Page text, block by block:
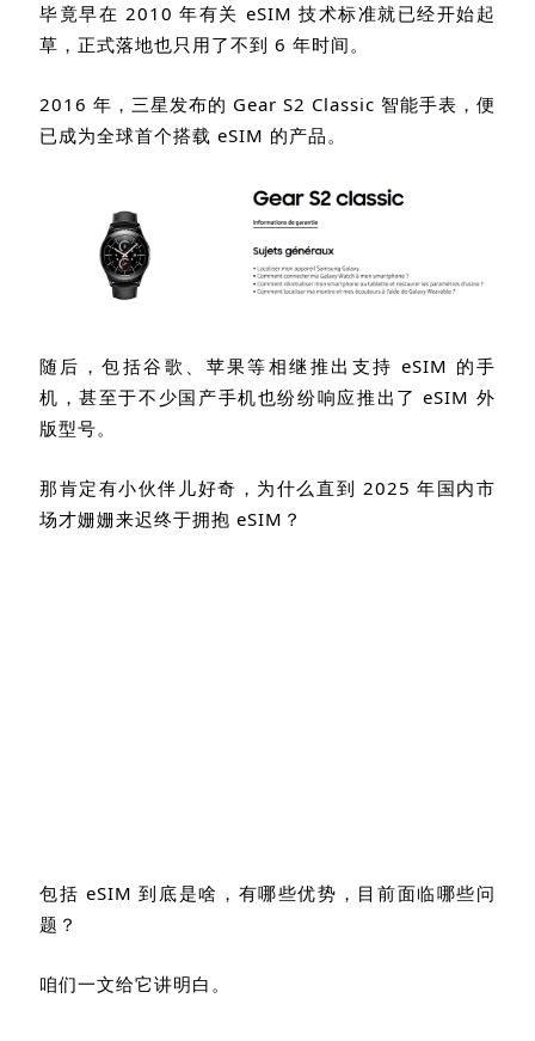
毕竟早在 2010年有关 eSIM技术标准就已经开始起
草，正式落地也只用了不到 6 年时间。
2016 年，三星发布的 Gear S2 Classic 智能手表，便
已成为全球首个搭载 eSIM 的产品。
随后，包括谷歌、苹果等相继推出支持eSIM 的手
机，甚至于不少国产手机也纷纷响应推出了eSIM外
版型号。
那肯定有小伙伴儿好奇，为什么直到 2025年国内市
场才姗姗来迟终于拥抱 eSIM ？
包括 eSIM到底是啥，有哪些优势，目前面临哪些问
题？
咱们一文给它讲明白。